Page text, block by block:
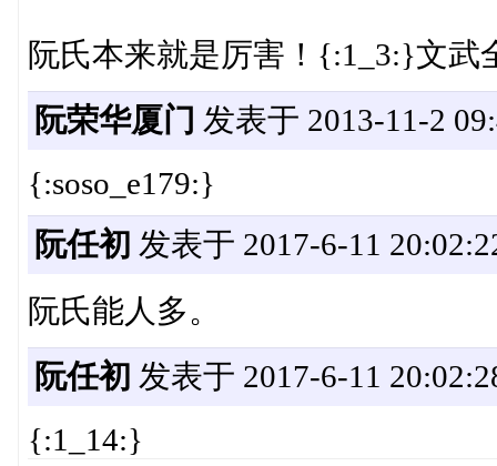
阮氏本来就是厉害！{:1_3:}文武
阮荣华厦门 发表于 2013-11-2
{:soso_e179:}
阮任初 发表于 2017-6-11
阮氏能人多。
阮任初 发表于 2017-6-11
{:1_14:}